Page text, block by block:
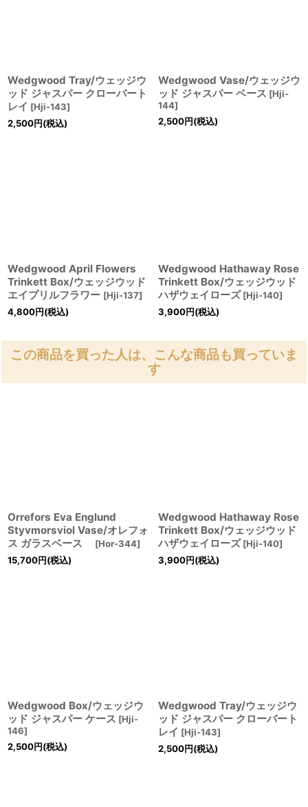
Wedgwood Tray/ウェッジウ
ッド ジャスパー クローバート
レイ [Hji-143]
2,500円(税込)
Wedgwood Vase/ウェッジウ
ッド ジャスパー ベース [Hji-
144]
2,500円(税込)
Wedgwood April Flowers
Trinkett Box/ウェッジウッド
エイプリルフラワー [Hji-137]
4,800円(税込)
Wedgwood Hathaway Rose
Trinkett Box/ウェッジウッド
ハザウェイローズ [Hji-140]
3,900円(税込)
この商品を買った人は、こんな商品も買っていま
す
Orrefors Eva Englund
Styvmorsviol Vase/オレフォ
ス ガラスベース
[Hor-344]
15,700円(税込)
Wedgwood Hathaway Rose
Trinkett Box/ウェッジウッド
ハザウェイローズ [Hji-140]
3,900円(税込)
Wedgwood Box/ウェッジウ
ッド ジャスパー ケース [Hji-
146]
2,500円(税込)
Wedgwood Tray/ウェッジウ
ッド ジャスパー クローバート
レイ [Hji-143]
2,500円(税込)